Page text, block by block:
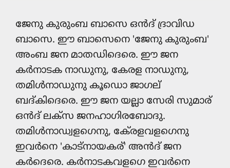
ജേനു കുരും‍ബ ബാസെ ഒൻദ് ദ്രാവിഡ
ബാസെ. ഈ ബാസെനെ 'ജേനു കുരും‍ബ'
അം‍ബ ജന മാതഡിദെരെ. ഈ ജന
കർനാടക നാഡുനു, കേരള നാഡുനു,
തമിൾനാഡുനു കൂഡൊ ജാഗല്
ബദ്കിദെരെ. ഈ ജന യല്ലാ സേരി സുമാര്
ഒൻദ് ലക്സ ജനഹാഗിരബോദു.
തമിൾനാഡ്വളഗെനു, കേ്രളവളഗെനു
ഇവർനെ 'കാട്നായകര്' അൻദ് ജന
കർദെരെ. കർനാടകവളഗെ ഇവർനെ